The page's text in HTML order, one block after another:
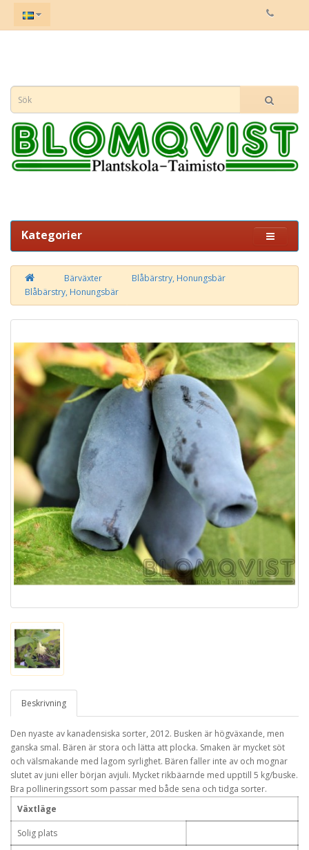
Kategorier
Bärväxter
Blåbärstry, Honungsbär
Blåbärstry, Honungsbär
Beskrivning
Den nyaste av kanadensiska sorter, 2012. Busken är högväxande, men
ganska smal. Bären är stora och lätta att plocka. Smaken är mycket söt
och välsmakande med lagom syrlighet. Bären faller inte av och mognar
slutet av juni eller början avjuli. Mycket rikbäarnde med upptill 5 kg/buske.
Bra pollineringssort som passar med både sena och tidga sorter.
Växtläge
Solig plats